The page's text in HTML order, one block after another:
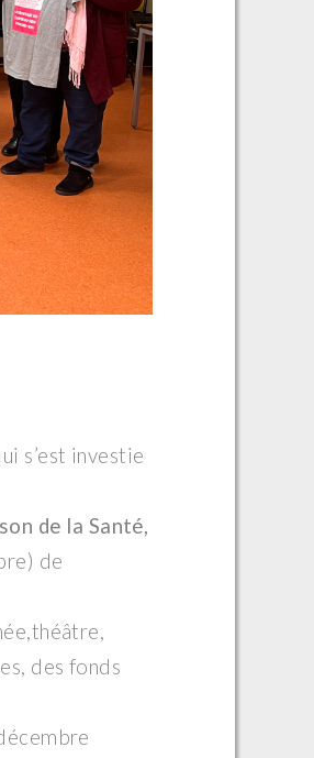
s’est investie
de la Santé,
de
des fonds